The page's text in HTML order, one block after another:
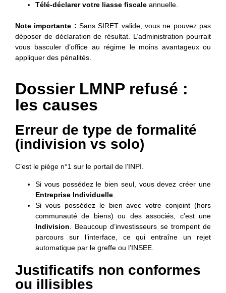
Télé-déclarer votre liasse fiscale annuelle.
Note importante : Sans SIRET valide, vous ne pouvez pas
déposer de déclaration de résultat. L’administration pourrait
vous basculer d’office au régime le moins avantageux ou
appliquer des pénalités.
Dossier LMNP refusé :
les causes
Erreur de type de formalité
(indivision vs solo)
C’est le piège n°1 sur le portail de l’INPI.
Si vous possédez le bien seul, vous devez créer une
Entreprise Individuelle
Si vous possédez le bien avec votre conjoint (hors
communauté de biens) ou des associés, c’est une
Indivision . Beaucoup d’investisseurs se trompent de
parcours sur l’interface, ce qui entraîne un rejet
automatique par le greffe ou l’INSEE.
Justificatifs non conformes
ou illisibles